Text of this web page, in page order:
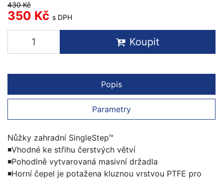
430 Kč
350 Kč s DPH
Koupit
Popis
Parametry
Nůžky zahradní SingleStep™
◾Vhodné ke střihu čerstvých větví
◾Pohodlně vytvarovaná masivní držadla
◾Horní čepel je potažena kluznou vrstvou PTFE pro